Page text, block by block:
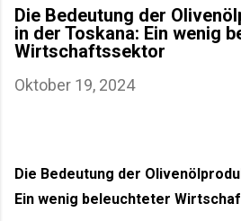
gelernt habe: welche Orte den
wann du besser wegbleibst,
Wein und Olivenöl wirklich gut
Inhaltsverzeichnis Die
Überblick Die wichtigsten
Häufige Fragen zur Toskana
Die Bedeutung der
in der Toskana: Ein wenig
Wirtschaftssektor
Oktober 19, 2024
Die Bedeutung der
Ein wenig beleuchteter